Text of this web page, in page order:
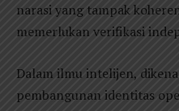
narasi yang tampak
memerlukan verifikasi
Dalam ilmu intelijen,
pembangunan identitas